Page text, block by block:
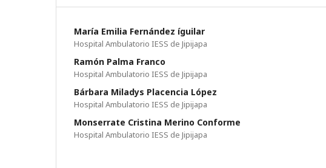
Marí­a Emilia Fernández íguilar
Hospital Ambulatorio IESS de Jipijapa
Ramón Palma Franco
Hospital Ambulatorio IESS de Jipijapa
Bárbara Miladys Placencia López
Hospital Ambulatorio IESS de Jipijapa
Monserrate Cristina Merino Conforme
Hospital Ambulatorio IESS de Jipijapa